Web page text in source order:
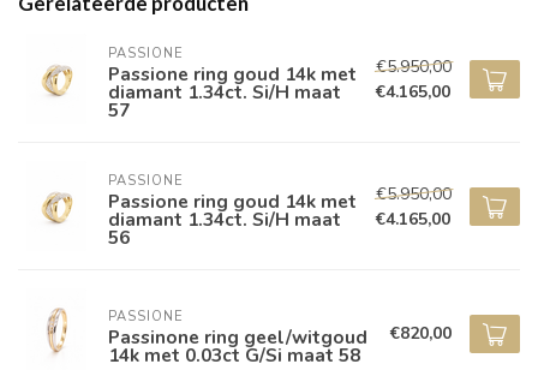
PASSIONE
Passione ring goud 14k met
diamant 1.34ct. Si/H maat
57
€5.950,00
€4.165,00
PASSIONE
Passione ring goud 14k met
diamant 1.34ct. Si/H maat
56
€5.950,00
€4.165,00
PASSIONE
Passinone ring geel/witgoud
14k met 0.03ct G/Si maat 58
€820,00